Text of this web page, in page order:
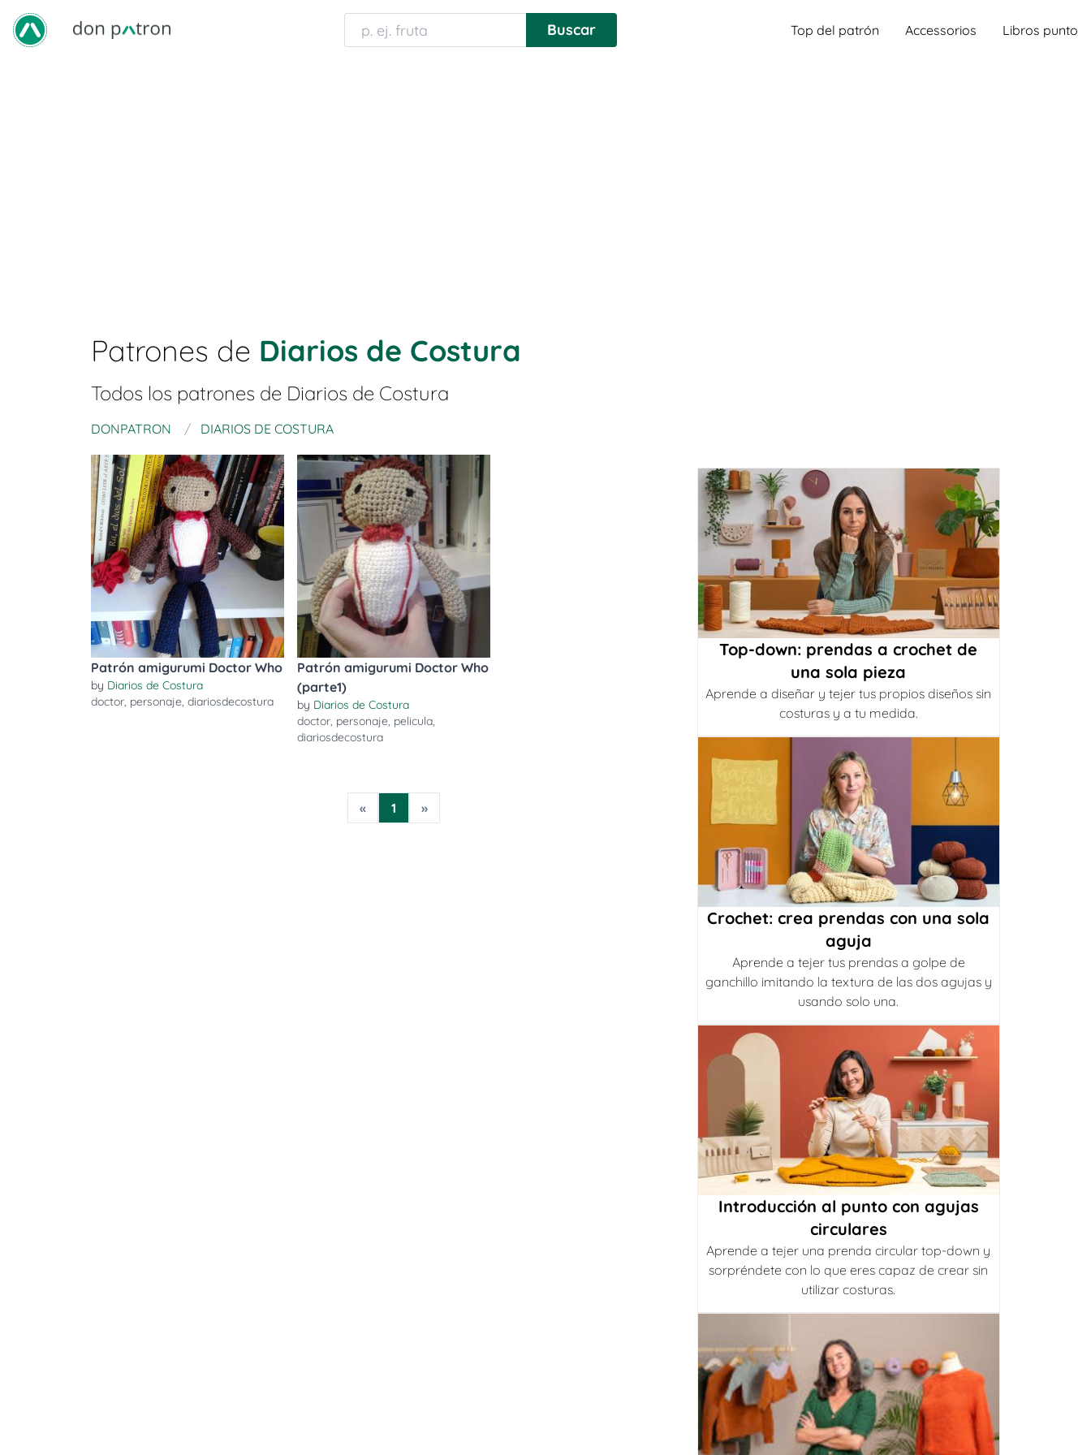
Top del patrón Accessorios Libros punto
Patrones de Diarios de Costura
Todos los patrones de Diarios de Costura
DONPATRON DIARIOS DE COSTURA
Patrón amigurumi Doctor Who
by Diarios de Costura
doctor, personaje, diariosdecostura
Patrón amigurumi Doctor Who
(parte1)
by Diarios de Costura
doctor, personaje, pelicula,
diariosdecostura
« 1 »
Top-down: prendas a crochet de
una sola pieza
Aprende a diseñar y tejer tus propios diseños sin
costuras y a tu medida.
Crochet: crea prendas con una sola
aguja
Aprende a tejer tus prendas a golpe de
ganchillo imitando la textura de las dos agujas y
usando solo una.
Introducción al punto con agujas
circulares
Aprende a tejer una prenda circular top-down y
sorpréndete con lo que eres capaz de crear sin
utilizar costuras.